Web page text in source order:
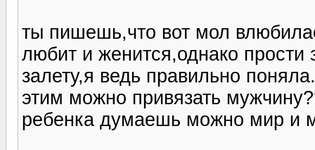
ты пишешь,что вот мол
любит и женится,однако
залету,я ведь правильно
этим можно привязать
ребенка думаешь можно мир и